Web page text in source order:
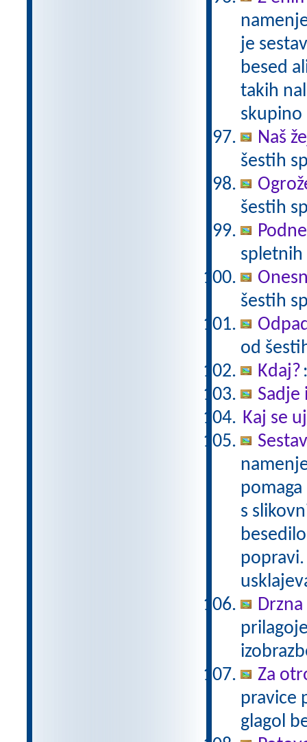
je
besed
takih
skupino
Naš
šestih
šestih
spletnih
šestih
od
Kdaj?
Sadje
Kaj se
s
Za
pravice
glagol